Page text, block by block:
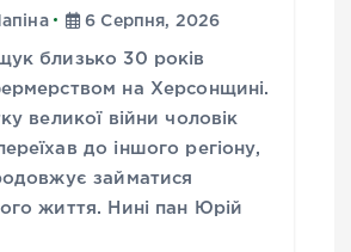
6 Серпня, 2026
близько 30 років
на Херсонщині.
великої війни чоловік
до іншого регіону,
займатися
життя. Нині пан Юрій